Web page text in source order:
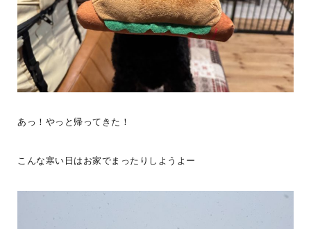
＼ BESSユーザー誕生！ ／またひと組BESSユーザーが誕生しまし
あっ！やっと帰ってきた！
こんな寒い日はお家でまったりしようよー